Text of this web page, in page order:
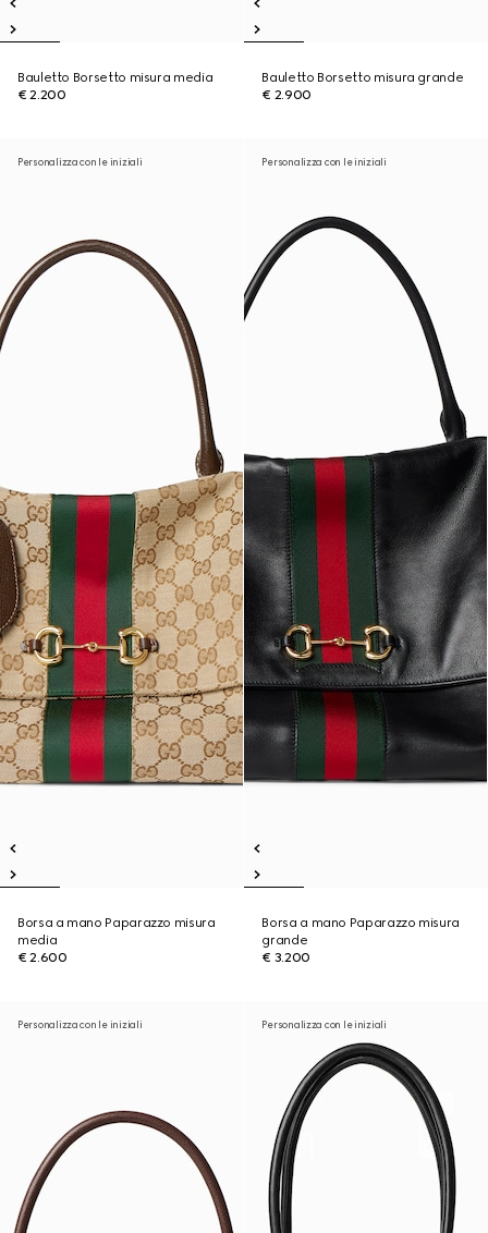
Bauletto Borsetto misura media
€ 2.200
Bauletto Borsetto misura grande
€ 2.900
Personalizza con le iniziali
Borsa a mano Paparazzo misura
media
€ 2.600
Personalizza con le iniziali
Borsa a mano Paparazzo misura
grande
€ 3.200
Personalizza con le iniziali Personalizza con le iniziali